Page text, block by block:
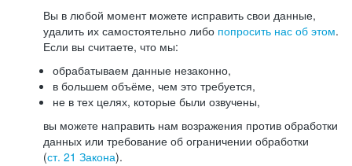
Вы в любой момент можете исправить свои данные,
удалить их самостоятельно либо попросить нас об этом.
Если вы считаете, что мы:
обрабатываем данные незаконно,
в большем объёме, чем это требуется,
не в тех целях, которые были озвучены,
вы можете направить нам возражения против обработки
данных или требование об ограничении обработки
(ст. 21 Закона).